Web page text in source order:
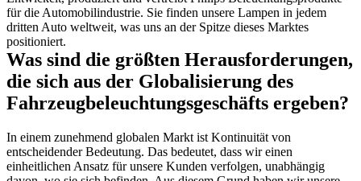
für die Automobilindustrie. Sie finden unsere Lampen in jedem
dritten Auto weltweit, was uns an der Spitze dieses Marktes
positioniert.
Was sind die größten Herausforderungen,
die sich aus der Globalisierung des
Fahrzeugbeleuchtungsgeschäfts ergeben?
In einem zunehmend globalen Markt ist Kontinuität von
entscheidender Bedeutung. Das bedeutet, dass wir einen
einheitlichen Ansatz für unsere Kunden verfolgen, unabhängig